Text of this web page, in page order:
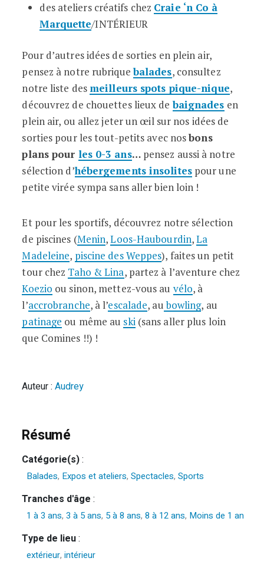
des ateliers créatifs chez Craie ‘n Co à
Marquette/INTÉRIEUR
Pour d’autres idées de sorties en plein air,
pensez à notre rubriquebalades, consultez
notre liste des meilleurs spots pique-nique,
découvrez de chouettes lieux debaignades en
plein air, ou allez jeter un œil sur nos idées de
sorties pour les tout-petits avec nosbons
plans pour les 0-3 ans… pensez aussi à notre
sélection d’hébergements insolitespour une
petite virée sympa sans aller bien loin !
Et pour les sportifs, découvrez notre sélection
de piscines (Menin,Loos-Haubourdin,La
Madeleine, piscine des Weppes), faites un petit
tour chez Taho & Lina, partez à l’aventure chez
Koezio ou sinon, mettez-vous au vélo, à
l’accrobranche, à l’escalade, aubowling, au
patinage ou même au ski(sans aller plus loin
que Comines !!) !
Auteur :Audrey
Résumé
Catégorie(s):
Balades, Expos et ateliers,Spectacles,Sports
Tranches d'âge :
1 à 3 ans,3 à 5 ans, 5 à 8 ans,8 à 12 ans, Moins de 1 an
Type de lieu:
extérieur,intérieur